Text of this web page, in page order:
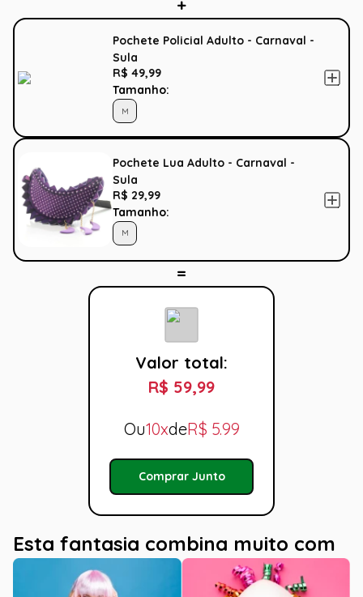
Pochete Policial Adulto - Carnaval -
Sula
R$ 49,99
Tamanho:
M
Pochete Lua Adulto - Carnaval -
Sula
R$ 29,99
Tamanho:
M
Valor total:
R$ 59,99
Ou10xdeR$ 5.99
Comprar Junto
Esta fantasia combina muito com